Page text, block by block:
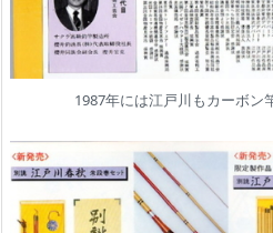
1987年には江戸川もカーボン